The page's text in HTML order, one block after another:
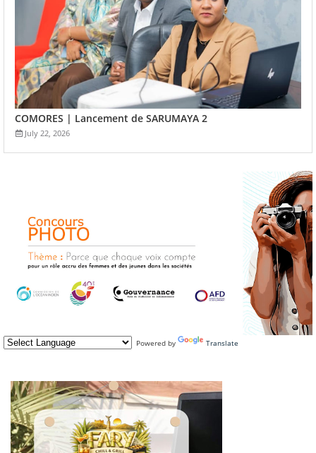
COMORES | Lancement de SARUMAYA 2
July 22, 2026
Powered by Translate